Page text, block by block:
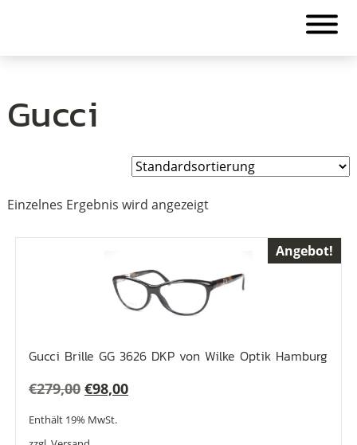
Gucci
Einzelnes Ergebnis wird angezeigt
Angebot!
Gucci Brille GG 3626 DKP von Wilke Optik Hamburg
€279,00 Ursprünglicher
Preis
war:
€98,00Aktueller
Enthält 19% MwSt.